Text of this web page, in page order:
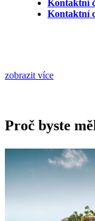
Kontaktní
Kontaktní
zobrazit více
Proč byste